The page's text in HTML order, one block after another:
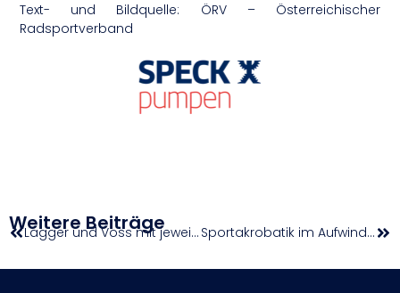
Text- und Bildquelle: ÖRV – Österreichischer
Radsportverband
Weitere Beiträge Lagger und Voss mit jeweils viertem Mehrkampf-Staatsmeister-Titel Sportakrobatik im Aufwind: Staatsmeisterschaften begeistern in Wien